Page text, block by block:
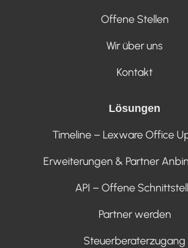
Offene Stellen
Wir über uns
Kontakt
Lösungen
Timeline – Lexware Office
Erweiterungen & Partner
API – Offene
Partner werden
Steuerberaterzugang